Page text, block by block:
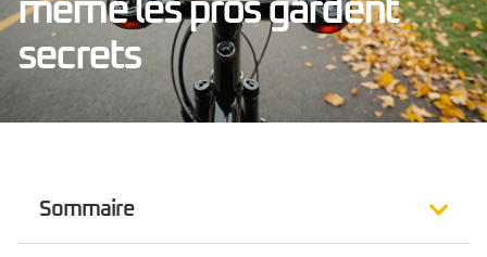
même les pros gardent
secrets
Sommaire